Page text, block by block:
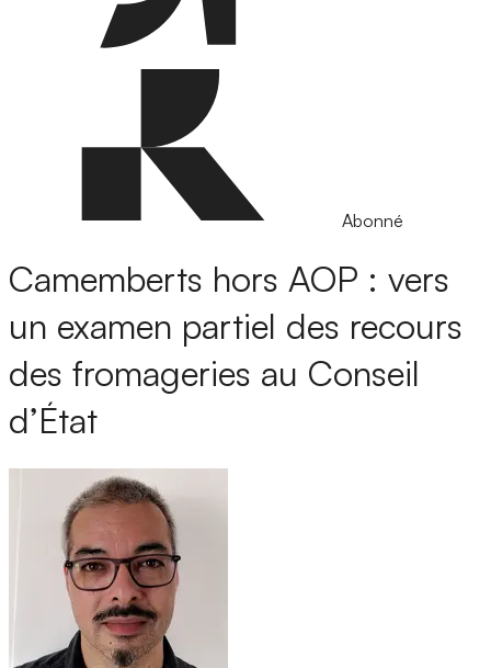
Abonné
Camemberts hors AOP : vers
un examen partiel des recours
des fromageries au Conseil
d’État